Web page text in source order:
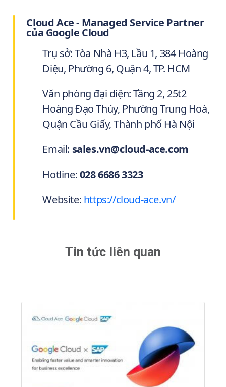
Cloud Ace - Managed Service Partner
của Google Cloud
Trụ sở: Tòa Nhà H3, Lầu 1, 384 Hoàng
Diệu, Phường 6, Quận 4, TP. HCM
Văn phòng đại diện: Tầng 2, 25t2
Hoàng Đạo Thúy, Phường Trung Hoà,
Quận Cầu Giấy, Thành phố Hà Nội
Email: sales.vn@cloud-ace.com
Hotline:028 6686 3323
Website: https://cloud-ace.vn/
Tin tức liên quan